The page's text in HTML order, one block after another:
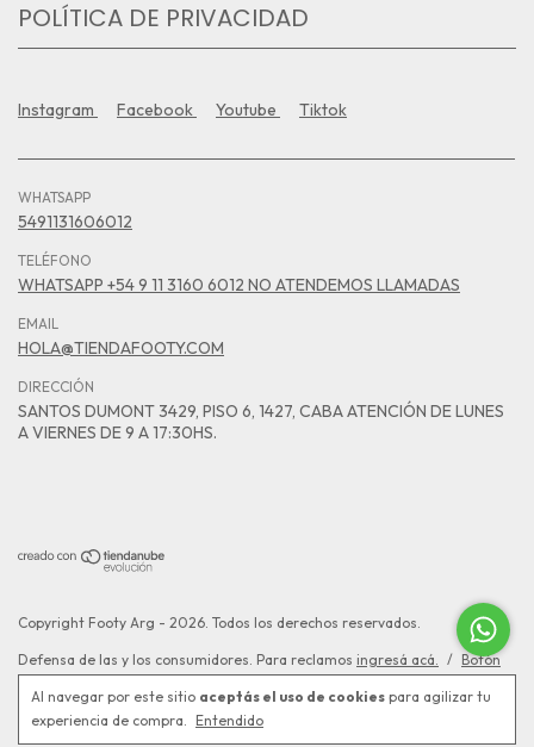
Al navegar por este sitio aceptás el uso de cookies para agilizar tu
experiencia de compra. Entendido
POLÍTICA DE PRIVACIDAD
Instagram Facebook Youtube Tiktok
WHATSAPP
5491131606012
TELÉFONO
WHATSAPP +54 9 11 3160 6012 NO ATENDEMOS LLAMADAS
EMAIL
HOLA@TIENDAFOOTY.COM
DIRECCIÓN
SANTOS DUMONT 3429, PISO 6, 1427, CABA ATENCIÓN DE LUNES
A VIERNES DE 9 A 17:30HS.
Copyright Footy Arg - 2026. Todos los derechos reservados.
Defensa de las y los consumidores. Para reclamos ingresá acá. / Botón
de arrepentimiento